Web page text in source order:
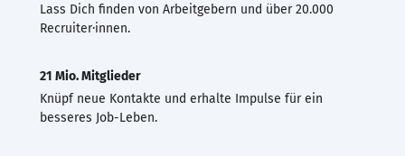
Lass Dich finden von Arbeitgebern und über 20.000
Recruiter·innen.
21 Mio. Mitglieder
Knüpf neue Kontakte und erhalte Impulse für ein
besseres Job-Leben.